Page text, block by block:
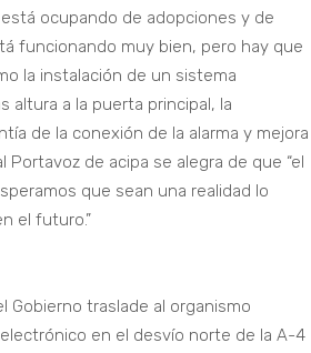
ocupando de adopciones y de
funcionando muy bien, pero hay que
la instalación de un sistema
altura a la puerta principal, la
de la conexión de la alarma y mejora
de acipa se alegra de que “el
que sean una realidad lo
el futuro.”
Gobierno traslade al organismo
en el desvío norte de la A-4